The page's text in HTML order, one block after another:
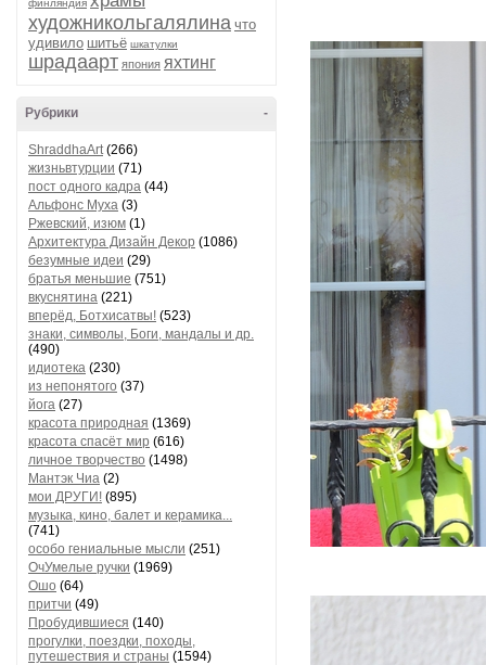
финляндия
художникольгалялина что
удивило шитьё шкатулки
шрадаарт япония яхтинг
-
Рубрики
ShraddhaArt(266)
жизньвтурции (71)
пост одного кадра (44)
Альфонс Муха (3)
Ржевский, изюм (1)
Архитектура Дизайн Декор (1086)
безумные идеи (29)
братья меньшие (751)
вкуснятина (221)
вперёд, Ботхисатвы! (523)
знаки, символы, Боги, мандалы и др.
(490)
идиотека (230)
из непонятого (37)
йога (27)
красота природная (1369)
красота спасёт мир (616)
личное творчество (1498)
Мантэк Чиа (2)
мои ДРУГИ! (895)
музыка, кино, балет и керамика...
(741)
особо гениальные мысли (251)
ОчУмелые ручки (1969)
Ошо (64)
притчи (49)
Пробудившиеся (140)
прогулки, поездки, походы,
путешествия и страны (1594)